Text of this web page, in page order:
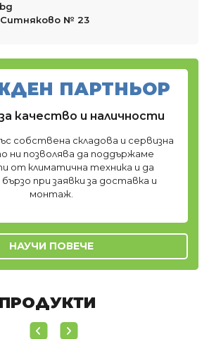
Ситняково № 23
ПАРТНЬОР
качество и наличности
собствена складова и сервизна
ни позволява да поддържаме
от климатична техника и да
при заявки за доставка и
монтаж.
НАУЧИ ПОВЕЧЕ